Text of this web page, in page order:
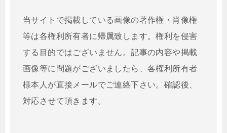
当サイトで掲載している画像の著作権・肖像権
等は各権利所有者に帰属致します。権利を侵害
する目的ではございません。記事の内容や掲載
画像等に問題がございましたら、各権利所有者
様本人が直接メールでご連絡下さい。確認後、
対応させて頂きます。